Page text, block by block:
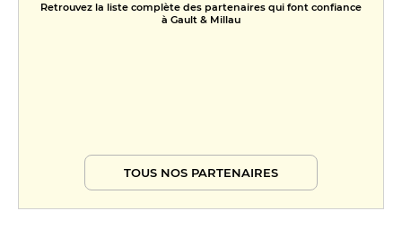
Retrouvez la liste complète des partenaires qui font confiance
à Gault & Millau
TOUS NOS PARTENAIRES